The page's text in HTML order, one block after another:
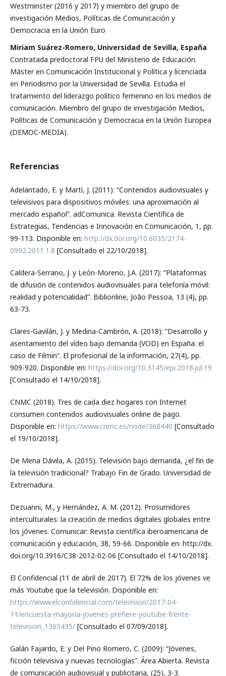
Westminster (2016 y 2017) y miembro del grupo de
investigación Medios, Políticas de Comunicación y
Democracia en la Unión Euro
Miriam Suárez-Romero, Universidad de Sevilla, España
Contratada predoctoral FPU del Ministerio de Educación.
Máster en Comunicación Institucional y Política y licenciada
en Periodismo por la Universidad de Sevilla. Estudia el
tratamiento del liderazgo político femenino en los medios de
comunicación. Miembro del grupo de investigación Medios,
Políticas de Comunicación y Democracia en la Unión Europea
(DEMOC-MEDIA).
Referencias
Adelantado, E. y Martí, J. (2011): “Contenidos audiovisuales y
televisivos para dispositivos móviles: una aproximación al
mercado español”. adComunica. Revista Científica de
Estrategias, Tendencias e Innovación en Comunicación, 1, pp.
99-113. Disponible en: http://dx.doi.org/10.6035/2174-
0992.2011.1.8 [Consultado el 22/10/2018].
Caldera-Serrano, J. y León-Moreno, J.A. (2017): “Plataformas
de difusión de contenidos audiovisuales para telefonía móvil:
realidad y potencialidad”. Biblionline, João Pessoa, 13 (4), pp.
63-73.
Clares-Gavilán, J. y Medina-Cambrón, A. (2018): “Desarrollo y
asentamiento del vídeo bajo demanda (VOD) en España: el
caso de Filmin”. El profesional de la información, 27(4), pp.
909-920. Disponible en: https://doi.org/10.3145/epi.2018.jul.19
[Consultado el 14/10/2018].
CNMC (2018). Tres de cada diez hogares con Internet
consumen contenidos audiovisuales online de pago.
Disponible en: https://www.cnmc.es/node/368440 [Consultado
el 19/10/2018].
De Mena Dávila, A. (2015). Televisión bajo demanda, ¿el fin de
la televisión tradicional? Trabajo Fin de Grado. Universidad de
Extremadura.
Dezuanni, M., y Hernández, A. M. (2012). Prosumidores
interculturales: la creación de medios digitales globales entre
los jóvenes. Comunicar: Revista científica iberoamericana de
comunicación y educación, 38, 59-66. Disponible en: http://dx.
doi.org/10.3916/C38-2012-02-06 [Consultado el 14/10/2018].
El Confidencial (11 de abril de 2017). El 72% de los jóvenes ve
más Youtube que la televisión. Disponible en:
https://www.elconfidencial.com/television/2017-04-
11/encuesta-mayoria-jovenes-prefiere-youtube-frente-
television_1365435/[Consultado el 07/09/2018].
Galán Fajardo, E. y Del Pino Romero, C. (2009): “Jóvenes,
ficción televisiva y nuevas tecnologías”. Área Abierta. Revista
de comunicación audiovisual y publicitaria, (25), 3-3.